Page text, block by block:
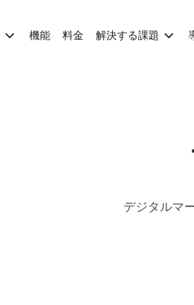
機能 料金 解決する課題
デジタルマ